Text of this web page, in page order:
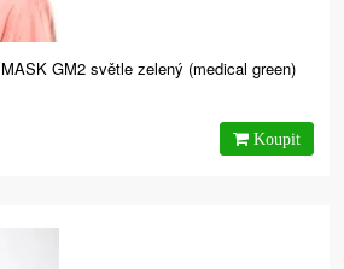
GM2 světle zelený (medical green)